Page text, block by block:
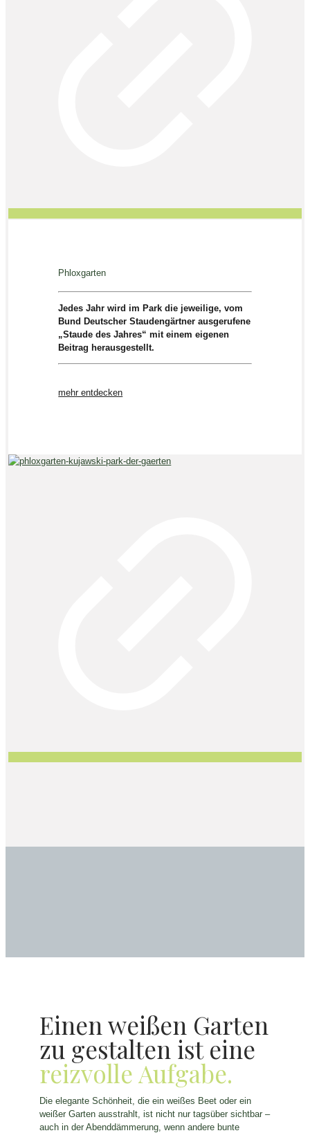
Phloxgarten
Jedes Jahr wird im Park die jeweilige, vom
Bund Deutscher Staudengärtner ausgerufene
„Staude des Jahres“ mit einem eigenen
Beitrag herausgestellt.
mehr entdecken
Einen weißen Garten
zu gestalten ist eine
reizvolle Aufgabe.
Die elegante Schönheit, die ein weißes Beet oder ein
weißer Garten ausstrahlt, ist nicht nur tagsüber sichtbar –
auch in der Abenddämmerung, wenn andere bunte